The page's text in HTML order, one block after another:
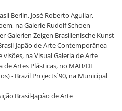
Berlin. José Roberto Aguilar,
na Galerie Rudolf Schoen
Galerien Zeigen Brasilienische Kunst
Japão de Arte Contemporânea
visões, na Visual Galeria de Arte
de Artes Plásticas, no MAB/DF
- Brazil Projects´90, na Municipal
Brasil-Japão de Arte